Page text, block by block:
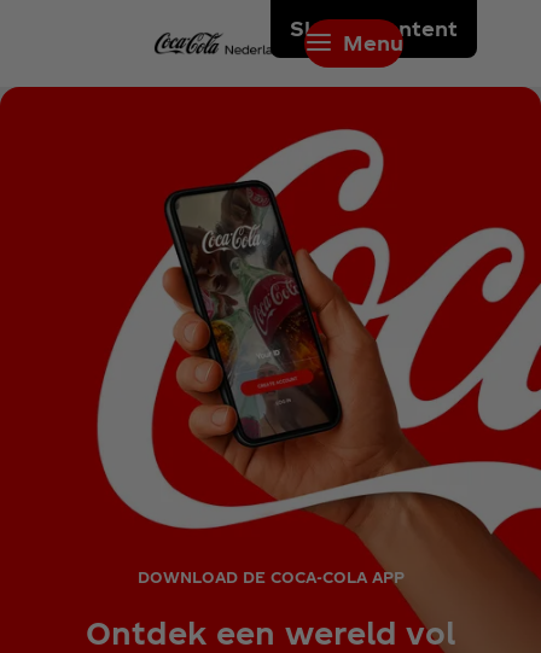
Skip to content
Menu
DOWNLOAD DE COCA‑COLA APP
Ontdek een wereld vol